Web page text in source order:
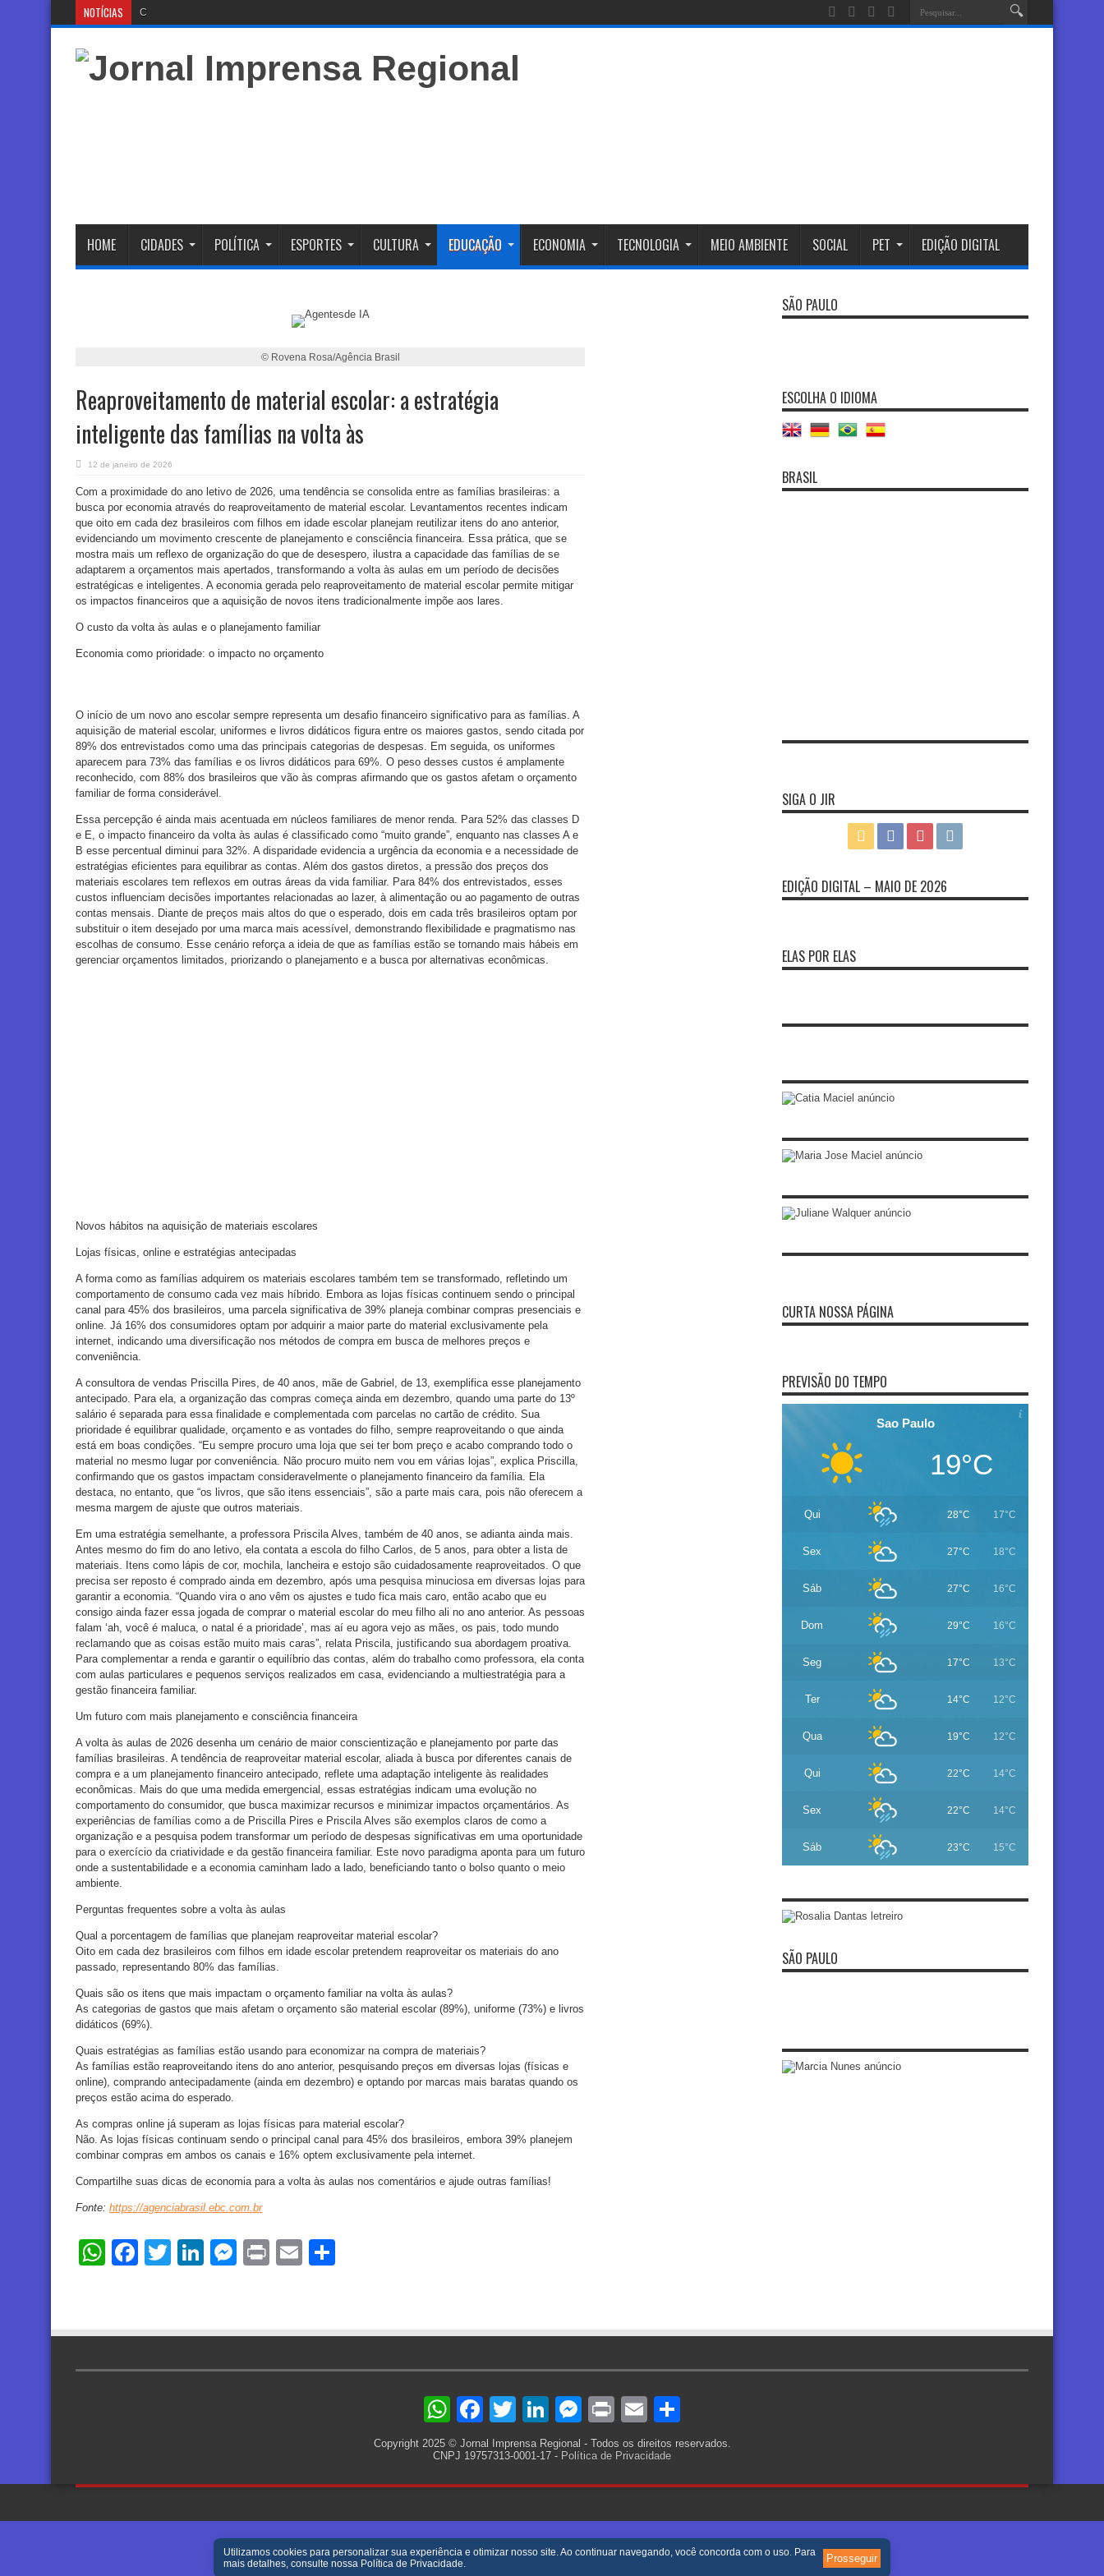
NOTÍCIAS Coletor tronco que está
HOME CIDADES POLÍTICA ESPORTES CULTURA EDUCAÇÃO ECONOMIA TECNOLOGIA MEIO AMBIENTE SOCIAL PET EDIÇÃO DIGITAL
© Rovena Rosa/Agência Brasil
Reaproveitamento de material escolar: a estratégia
inteligente das famílias na volta às
12 de janeiro de 2026
Com a proximidade do ano letivo de 2026, uma tendência se consolida entre as famílias brasileiras: a
busca por economia através do reaproveitamento de material escolar. Levantamentos recentes indicam
que oito em cada dez brasileiros com filhos em idade escolar planejam reutilizar itens do ano anterior,
evidenciando um movimento crescente de planejamento e consciência financeira. Essa prática, que se
mostra mais um reflexo de organização do que de desespero, ilustra a capacidade das famílias de se
adaptarem a orçamentos mais apertados, transformando a volta às aulas em um período de decisões
estratégicas e inteligentes. A economia gerada pelo reaproveitamento de material escolar permite mitigar
os impactos financeiros que a aquisição de novos itens tradicionalmente impõe aos lares.
O custo da volta às aulas e o planejamento familiar
Economia como prioridade: o impacto no orçamento
O início de um novo ano escolar sempre representa um desafio financeiro significativo para as famílias. A
aquisição de material escolar, uniformes e livros didáticos figura entre os maiores gastos, sendo citada por
89% dos entrevistados como uma das principais categorias de despesas. Em seguida, os uniformes
aparecem para 73% das famílias e os livros didáticos para 69%. O peso desses custos é amplamente
reconhecido, com 88% dos brasileiros que vão às compras afirmando que os gastos afetam o orçamento
familiar de forma considerável.
Essa percepção é ainda mais acentuada em núcleos familiares de menor renda. Para 52% das classes D
e E, o impacto financeiro da volta às aulas é classificado como “muito grande”, enquanto nas classes A e
B esse percentual diminui para 32%. A disparidade evidencia a urgência da economia e a necessidade de
estratégias eficientes para equilibrar as contas. Além dos gastos diretos, a pressão dos preços dos
materiais escolares tem reflexos em outras áreas da vida familiar. Para 84% dos entrevistados, esses
custos influenciam decisões importantes relacionadas ao lazer, à alimentação ou ao pagamento de outras
contas mensais. Diante de preços mais altos do que o esperado, dois em cada três brasileiros optam por
substituir o item desejado por uma marca mais acessível, demonstrando flexibilidade e pragmatismo nas
escolhas de consumo. Esse cenário reforça a ideia de que as famílias estão se tornando mais hábeis em
gerenciar orçamentos limitados, priorizando o planejamento e a busca por alternativas econômicas.
Novos hábitos na aquisição de materiais escolares
Lojas físicas, online e estratégias antecipadas
A forma como as famílias adquirem os materiais escolares também tem se transformado, refletindo um
comportamento de consumo cada vez mais híbrido. Embora as lojas físicas continuem sendo o principal
canal para 45% dos brasileiros, uma parcela significativa de 39% planeja combinar compras presenciais e
online. Já 16% dos consumidores optam por adquirir a maior parte do material exclusivamente pela
internet, indicando uma diversificação nos métodos de compra em busca de melhores preços e
conveniência.
A consultora de vendas Priscilla Pires, de 40 anos, mãe de Gabriel, de 13, exemplifica esse planejamento
antecipado. Para ela, a organização das compras começa ainda em dezembro, quando uma parte do 13º
salário é separada para essa finalidade e complementada com parcelas no cartão de crédito. Sua
prioridade é equilibrar qualidade, orçamento e as vontades do filho, sempre reaproveitando o que ainda
está em boas condições. “Eu sempre procuro uma loja que sei ter bom preço e acabo comprando todo o
material no mesmo lugar por conveniência. Não procuro muito nem vou em várias lojas”, explica Priscilla,
confirmando que os gastos impactam consideravelmente o planejamento financeiro da família. Ela
destaca, no entanto, que “os livros, que são itens essenciais”, são a parte mais cara, pois não oferecem a
mesma margem de ajuste que outros materiais.
Em uma estratégia semelhante, a professora Priscila Alves, também de 40 anos, se adianta ainda mais.
Antes mesmo do fim do ano letivo, ela contata a escola do filho Carlos, de 5 anos, para obter a lista de
materiais. Itens como lápis de cor, mochila, lancheira e estojo são cuidadosamente reaproveitados. O que
precisa ser reposto é comprado ainda em dezembro, após uma pesquisa minuciosa em diversas lojas para
garantir a economia. “Quando vira o ano vêm os ajustes e tudo fica mais caro, então acabo que eu
consigo ainda fazer essa jogada de comprar o material escolar do meu filho ali no ano anterior. As pessoas
falam ‘ah, você é maluca, o natal é a prioridade’, mas aí eu agora vejo as mães, os pais, todo mundo
reclamando que as coisas estão muito mais caras”, relata Priscila, justificando sua abordagem proativa.
Para complementar a renda e garantir o equilíbrio das contas, além do trabalho como professora, ela conta
com aulas particulares e pequenos serviços realizados em casa, evidenciando a multiestratégia para a
gestão financeira familiar.
Um futuro com mais planejamento e consciência financeira
A volta às aulas de 2026 desenha um cenário de maior conscientização e planejamento por parte das
famílias brasileiras. A tendência de reaproveitar material escolar, aliada à busca por diferentes canais de
compra e a um planejamento financeiro antecipado, reflete uma adaptação inteligente às realidades
econômicas. Mais do que uma medida emergencial, essas estratégias indicam uma evolução no
comportamento do consumidor, que busca maximizar recursos e minimizar impactos orçamentários. As
experiências de famílias como a de Priscilla Pires e Priscila Alves são exemplos claros de como a
organização e a pesquisa podem transformar um período de despesas significativas em uma oportunidade
para o exercício da criatividade e da gestão financeira familiar. Este novo paradigma aponta para um futuro
onde a sustentabilidade e a economia caminham lado a lado, beneficiando tanto o bolso quanto o meio
ambiente.
Perguntas frequentes sobre a volta às aulas
Qual a porcentagem de famílias que planejam reaproveitar material escolar?
Oito em cada dez brasileiros com filhos em idade escolar pretendem reaproveitar os materiais do ano
passado, representando 80% das famílias.
Quais são os itens que mais impactam o orçamento familiar na volta às aulas?
As categorias de gastos que mais afetam o orçamento são material escolar (89%), uniforme (73%) e livros
didáticos (69%).
Quais estratégias as famílias estão usando para economizar na compra de materiais?
As famílias estão reaproveitando itens do ano anterior, pesquisando preços em diversas lojas (físicas e
online), comprando antecipadamente (ainda em dezembro) e optando por marcas mais baratas quando os
preços estão acima do esperado.
As compras online já superam as lojas físicas para material escolar?
Não. As lojas físicas continuam sendo o principal canal para 45% dos brasileiros, embora 39% planejem
combinar compras em ambos os canais e 16% optem exclusivamente pela internet.
Compartilhe suas dicas de economia para a volta às aulas nos comentários e ajude outras famílias!
Fonte: https://agenciabrasil.ebc.com.br
WhatsApp
Facebook
TwitterLinkedIn
Messenger
PrintEmail
SÃO PAULO
ESCOLHA O IDIOMA
BRASIL
SIGA O JIR
EDIÇÃO DIGITAL – MAIO DE 2026
ELAS POR ELAS
CURTA NOSSA PÁGINA
PREVISÃO DO TEMPO
Sao Paulo
19°C
Qui 28°C 17°C
Sex 27°C 18°C
Sáb 27°C 16°C
Dom 29°C 16°C
Seg 17°C 13°C
Ter 14°C 12°C
Qua 19°C 12°C
Qui 22°C 14°C
Sex 22°C 14°C
Sáb 23°C 15°C
SÃO PAULO
WhatsApp
Facebook
TwitterLinkedIn
Messenger
PrintEmail
Copyright 2025 © Jornal Imprensa Regional - Todos os direitos reservados.
CNPJ 19757313-0001-17 - Política de Privacidade
Utilizamos cookies para personalizar sua experiência e otimizar nosso site. Ao continuar navegando, você concorda com o uso. Para
mais detalhes, consulte nossa Política de Privacidade. Prosseguir